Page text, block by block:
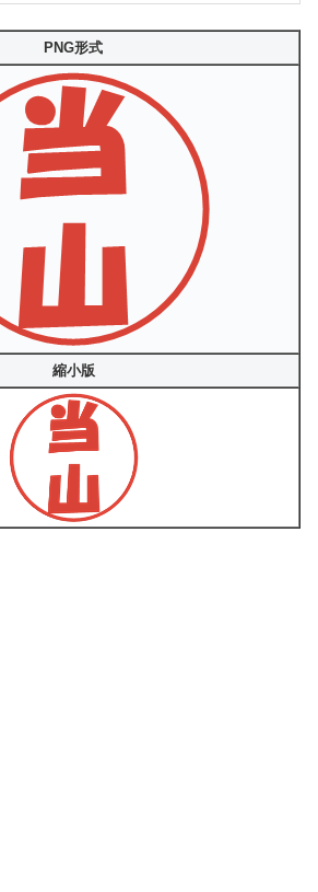
PNG形式
縮小版